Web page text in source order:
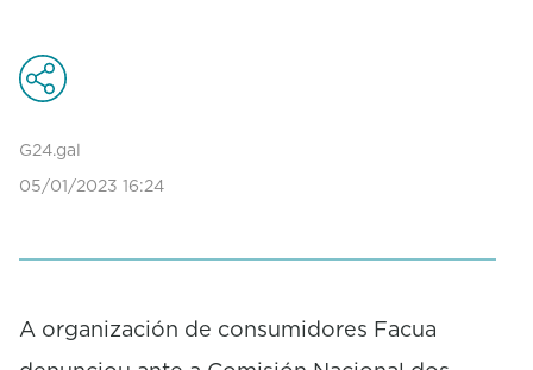
G24.gal
05/01/2023 16:24
A organización de consumidores Facua